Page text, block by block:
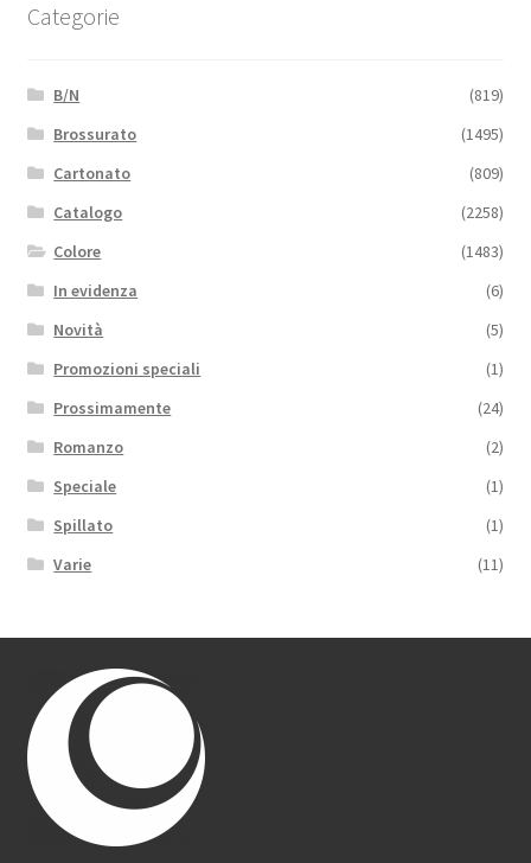
Categorie
B/N
(819)
Brossurato
(1495)
Cartonato
(809)
Catalogo
(2258)
Colore
(1483)
In evidenza
(6)
Novità
(5)
Promozioni speciali
(1)
Prossimamente
(24)
Romanzo
(2)
Speciale
(1)
Spillato
(1)
Varie
(11)